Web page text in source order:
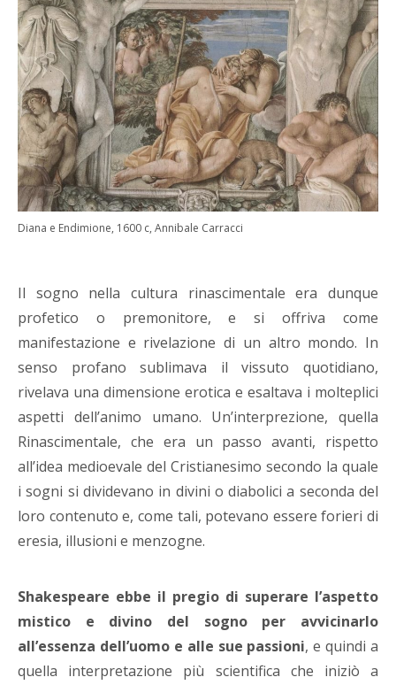
Diana e Endimione, 1600 c, Annibale Carracci
Il sogno nella cultura rinascimentale era dunque
profetico o premonitore, e si offriva come
manifestazione e rivelazione di un altro mondo. In
senso profano sublimava il vissuto quotidiano,
rivelava una dimensione erotica e esaltava i molteplici
aspetti dell’animo umano. Un’interprezione, quella
Rinascimentale, che era un passo avanti, rispetto
all’idea medioevale del Cristianesimo secondo la quale
i sogni si dividevano in divini o diabolici a seconda del
loro contenuto e, come tali, potevano essere forieri di
eresia, illusioni e menzogne.
Shakespeare ebbe il pregio di superare l’aspetto
mistico e divino del sogno per avvicinarlo
all’essenza dell’uomo e alle sue passioni, e quindi a
quella interpretazione più scientifica che iniziò a